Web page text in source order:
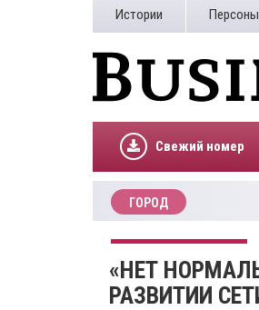
Истории Персоны
Свежий номер
ГОРОД
«НЕТ
РАЗВИТИИ